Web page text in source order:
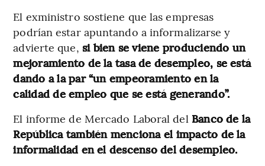
El exministro sostiene que las empresas
podrían estar apuntando a informalizarse y
advierte que, si bien se viene produciendo un
mejoramiento de la tasa de desempleo, se está
dando a la par “un empeoramiento en la
calidad de empleo que se está generando”.
El informe de Mercado Laboral del Banco de la
República también menciona el impacto de la
informalidad en el descenso del desempleo.